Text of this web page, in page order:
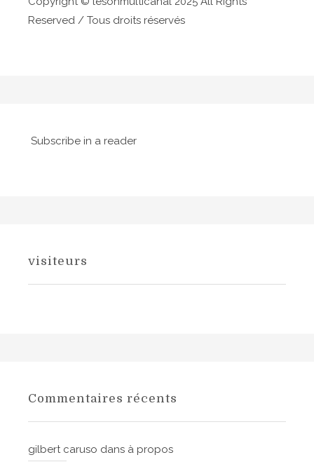
t
Reserved / Tous droits réservés
Subscribe in a reader
visiteurs
Commentaires récents
gilbert caruso dans à propos